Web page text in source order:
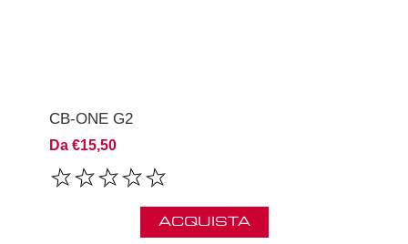
CB-ONE G2
Da €15,50
ACQUISTA